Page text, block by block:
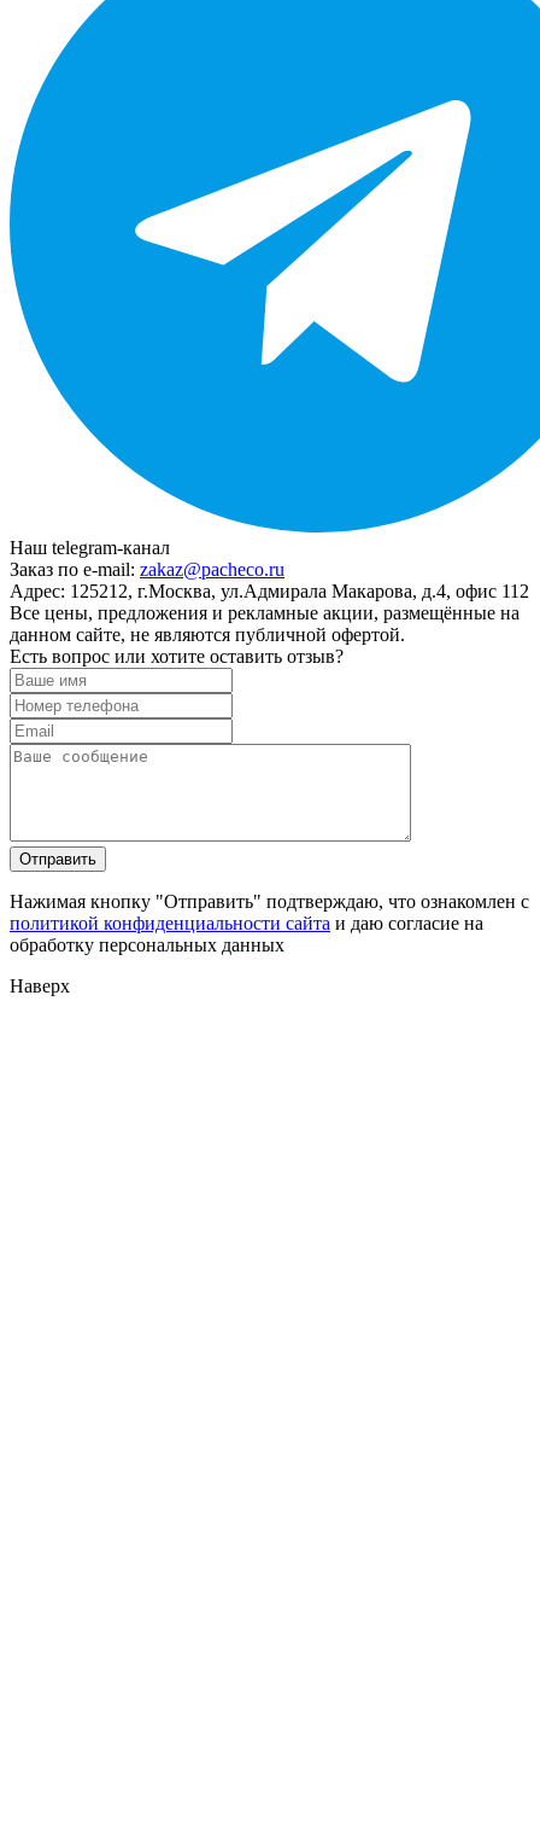
Наш telegram-канал
Заказ по e-mail: zakaz@pacheco.ru
Адрес: 125212, г.Москва, ул.Адмирала Макарова, д.4, офис 112
Все цены, предложения и рекламные акции, размещённые на
данном сайте, не являются публичной офертой.
Есть вопрос или хотите оставить отзыв?
Нажимая кнопку "Отправить" подтверждаю, что ознакомлен с
политикой конфиденциальности сайта и даю согласие на
обработку персональных данных
Наверх